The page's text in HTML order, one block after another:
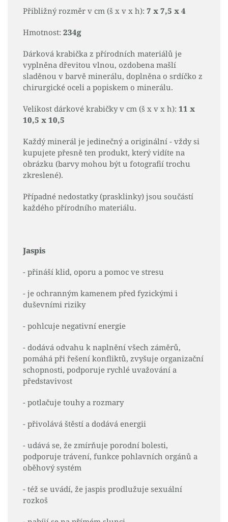
Přibližný rozměr v cm (š x v x h): 7 x 7,5 x 4
Hmotnost: 234g
Dárková krabička z přírodních materiálů je
vyplněna dřevitou vlnou, ozdobena mašlí
sladěnou v barvě minerálu, doplněna o srdíčko z
chirurgické oceli a popiskem o minerálu.
Velikost dárkové krabičky v cm (š x v x h): 11 x
10,5 x 10,5
Každý minerál je jedinečný a originální - vždy si
kupujete přesně ten produkt, který vidíte na
obrázku (barvy mohou být u fotografií trochu
zkreslené).
Případné nedostatky (prasklinky) jsou součástí
každého přírodního materiálu.
Jaspis
- přináší klid, oporu a pomoc ve stresu
- je ochranným kamenem před fyzickými i
duševními riziky
- pohlcuje negativní energie
- dodává odvahu k naplnění všech záměrů,
pomáhá při řešení konfliktů, zvyšuje organizační
schopnosti, podporuje rychlé uvažování a
představivost
- potlačuje touhy a rozmary
- přivolává štěstí a dodává energii
- udává se, že zmírňuje porodní bolesti,
podporuje trávení, funkce pohlavních orgánů a
oběhový systém
- též se uvádí, že jaspis prodlužuje sexuální
rozkoš